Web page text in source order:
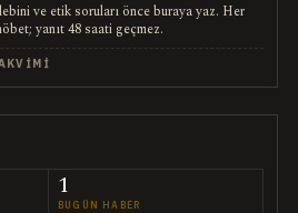
ve etik soruları önce buraya yaz. Her
yanıt 48 saati geçmez.
1
BUGÜN HABER